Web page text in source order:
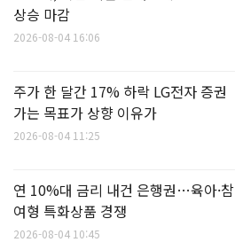
상승 마감
2026-08-04 16:06
주가 한 달간 17% 하락 LG전자 증권
가는 목표가 상향 이유가
2026-08-04 11:25
연 10%대 금리 내건 은행권…육아·참
여형 특화상품 경쟁
2026-08-04 10:45